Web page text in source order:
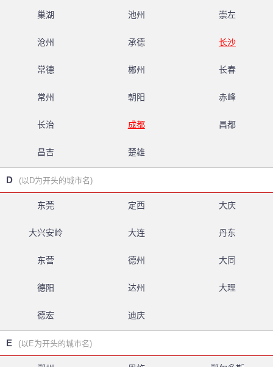
巢湖 池州 崇左
沧州 承德 长沙
常德 郴州 长春
常州 朝阳 赤峰
长治 成都 昌都
昌吉 楚雄
D (以D为开头的城市名)
东莞 定西 大庆
大兴安岭 大连 丹东
东营 德州 大同
德阳 达州 大理
德宏 迪庆
E (以E为开头的城市名)